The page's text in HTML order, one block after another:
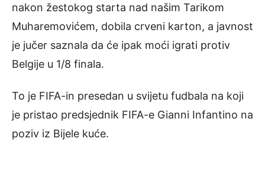
nakon žestokog starta nad našim Tarikom
Muharemovićem, dobila crveni karton, a javnost
je jučer saznala da će ipak moći igrati protiv
Belgije u 1/8 finala.
To je FIFA-in presedan u svijetu fudbala na koji
je pristao predsjednik FIFA-e Gianni Infantino na
poziv iz Bijele kuće.